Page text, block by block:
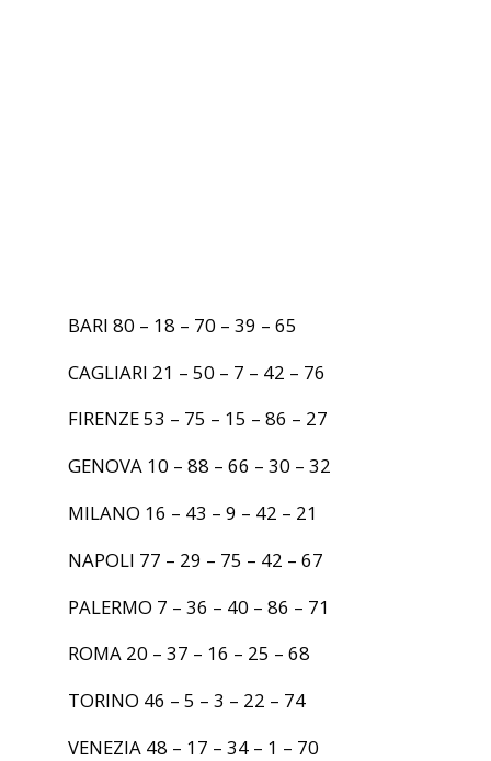
BARI 80 – 18 – 70 – 39 – 65
CAGLIARI 21 – 50 – 7 – 42 – 76
FIRENZE 53 – 75 – 15 – 86 – 27
GENOVA 10 – 88 – 66 – 30 – 32
MILANO 16 – 43 – 9 – 42 – 21
NAPOLI 77 – 29 – 75 – 42 – 67
PALERMO 7 – 36 – 40 – 86 – 71
ROMA 20 – 37 – 16 – 25 – 68
TORINO 46 – 5 – 3 – 22 – 74
VENEZIA 48 – 17 – 34 – 1 – 70